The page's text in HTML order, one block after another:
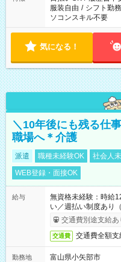
服装自由 / シフト勤務
ソコンスキル不要
気になる！
＼10年後にも残る仕
職場へ＊介護
派遣 職種未経験OK 社会人
WEB登録・面接OK
給与
無資格未経験：時
い／週払い制度あり
完了次第のお支払い
交通費別途支給あ
交通費 交通費全額
勤務地
富山県小矢部市